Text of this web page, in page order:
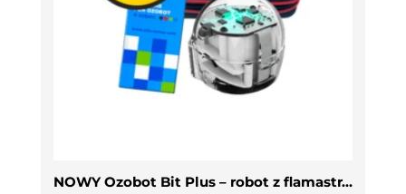
NOWY Ozobot Bit Plus – robot z flamastrami